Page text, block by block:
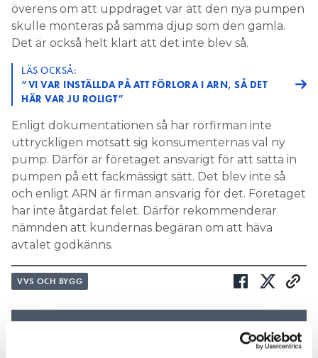
överens om att uppdraget var att den nya pumpen
skulle monteras på samma djup som den gamla.
Det är också helt klart att det inte blev så.
LÄS OCKSÅ:
”VI VAR INSTÄLLDA PÅ ATT FÖRLORA I ARN, SÅ DET
HÄR VAR JU ROLIGT”
Enligt dokumentationen så har rörfirman inte
uttryckligen motsatt sig konsumenternas val ny
pump. Därför är företaget ansvarigt för att sätta in
pumpen på ett fackmässigt sätt. Det blev inte så
och enligt ARN är firman ansvarig för det. Företaget
har inte åtgärdat felet. Därför rekommenderar
nämnden att kundernas begäran om att häva
avtalet godkänns.
VVS OCH BYGG